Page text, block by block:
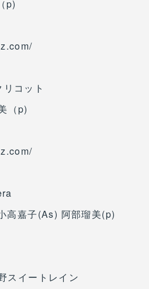
p)
コット
（p)
高嘉子(As) 阿部瑠美(p)
スイートレイン